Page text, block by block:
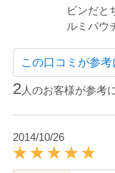
ビンだと
ルミパウ
この口コミが参考
2 人のお客様が参考
2014/10/26